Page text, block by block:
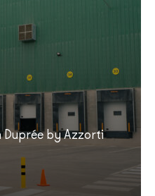
by Azzorti